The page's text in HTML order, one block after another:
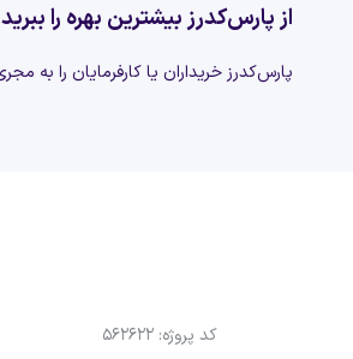
از پارس‌کدرز بیشترین بهره را
پارس‌کدرز خریداران یا کارفرمایان را به
کد پروژه: 562622